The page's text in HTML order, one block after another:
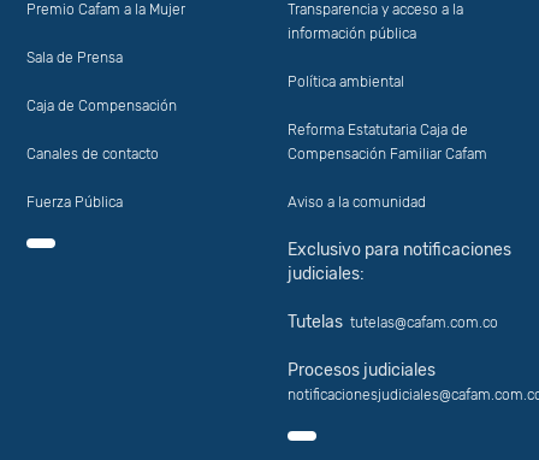
Premio Cafam a la Mujer
Sala de Prensa
Caja de Compensación
Canales de contacto
Fuerza Pública
Transparencia y acceso a la
información pública
Política ambiental
Reforma Estatutaria Caja de
Compensación Familiar Cafam
Aviso a la comunidad
Exclusivo para notificaciones
judiciales:
Tutelas tutelas@cafam.com.co
Procesos judiciales